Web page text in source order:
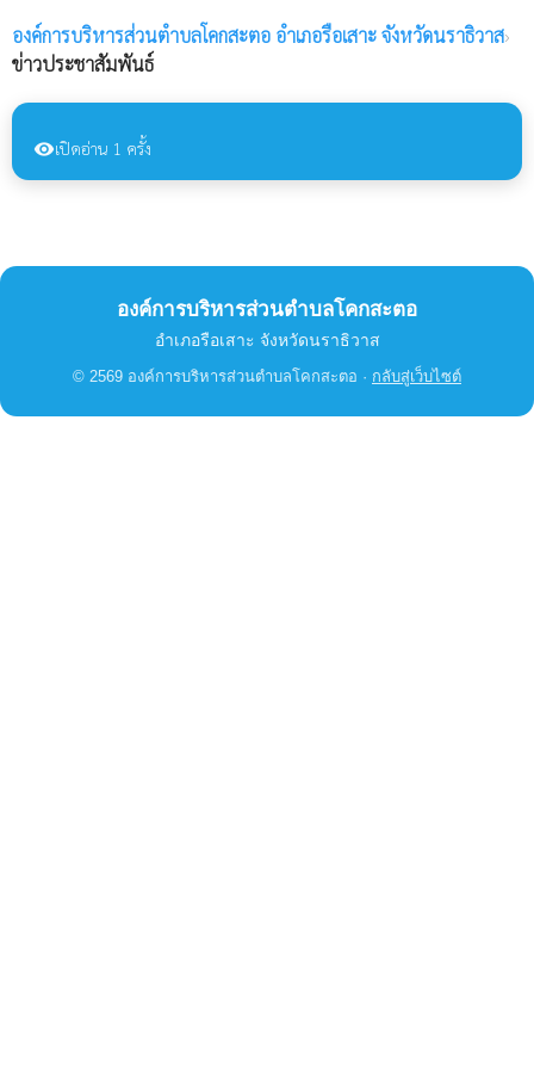
องค์การบริหารส่วนตำบลโคกสะตอ อำเภอรือเสาะ จังหวัดนราธิวาส›
ข่าวประชาสัมพันธ์
visibilityเปิดอ่าน 1 ครั้ง
องค์การบริหารส่วนตำบลโคกสะตอ
อำเภอรือเสาะ จังหวัดนราธิวาส
© 2569 องค์การบริหารส่วนตำบลโคกสะตอ · กลับสู่เว็บไซต์